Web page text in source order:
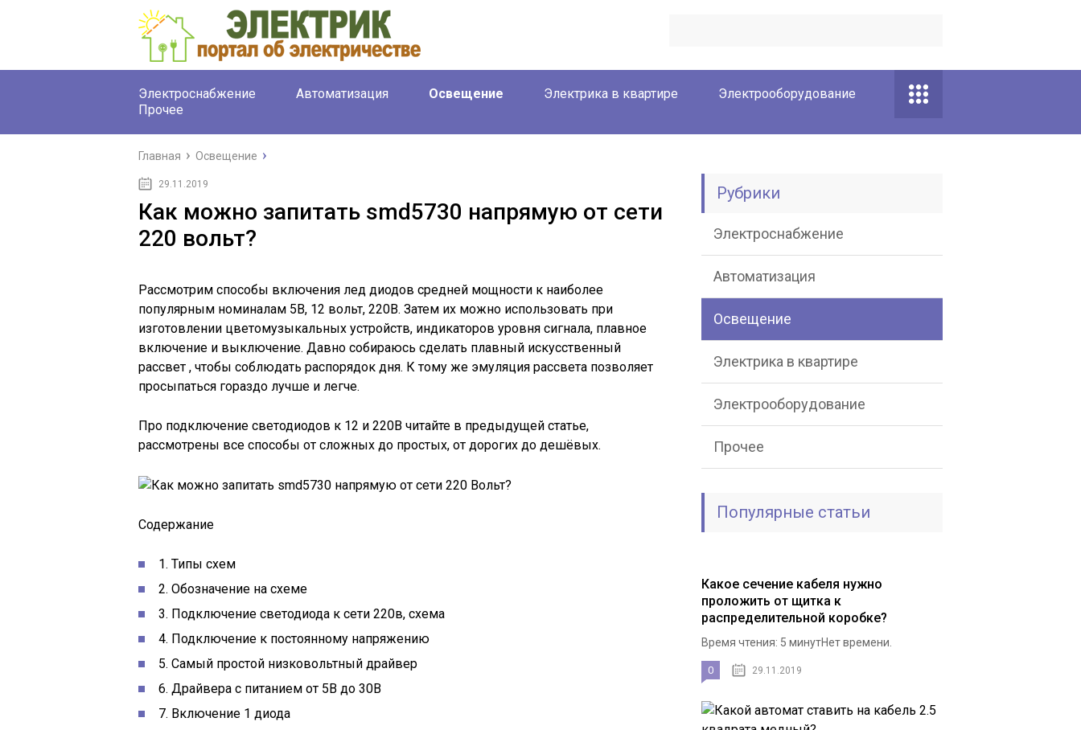
Электроснабжение Автоматизация Освещение Электрика в квартире
Электрооборудование
Прочее
Главная Освещение
29.11.2019
Как можно запитать smd5730 напрямую от сети
220 вольт?
Рассмотрим способы включения лед диодов средней мощности к наиболее
популярным номиналам 5В, 12 вольт, 220В. Затем их можно использовать при
изготовлении цветомузыкальных устройств, индикаторов уровня сигнала, плавное
включение и выключение. Давно собираюсь сделать плавный искусственный
рассвет , чтобы соблюдать распорядок дня. К тому же эмуляция рассвета позволяет
просыпаться гораздо лучше и легче.
Про подключение светодиодов к 12 и 220В читайте в предыдущей статье,
рассмотрены все способы от сложных до простых, от дорогих до дешёвых.
Содержание
1. Типы схем
2. Обозначение на схеме
3. Подключение светодиода к сети 220в, схема
4. Подключение к постоянному напряжению
5. Самый простой низковольтный драйвер
6. Драйвера с питанием от 5В до 30В
7. Включение 1 диода
Рубрики
Электроснабжение
Автоматизация
Освещение
Электрика в квартире
Электрооборудование
Прочее
Популярные статьи
Какое сечение кабеля нужно
проложить от щитка к
распределительной коробке?
Время чтения: 5 минутНет времени.
0 29.11.2019